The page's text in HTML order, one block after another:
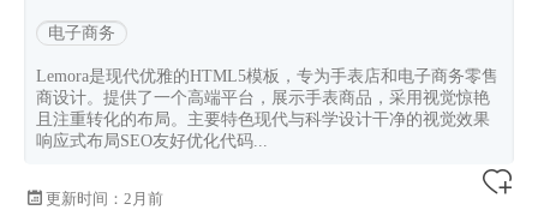
电子商务
Lemora是现代优雅的HTML5模板，专为手表店和电子商务零售
商设计。提供了一个高端平台，展示手表商品，采用视觉惊艳
且注重转化的布局。主要特色现代与科学设计干净的视觉效果
响应式布局SEO友好优化代码...
更新时间： 2月前